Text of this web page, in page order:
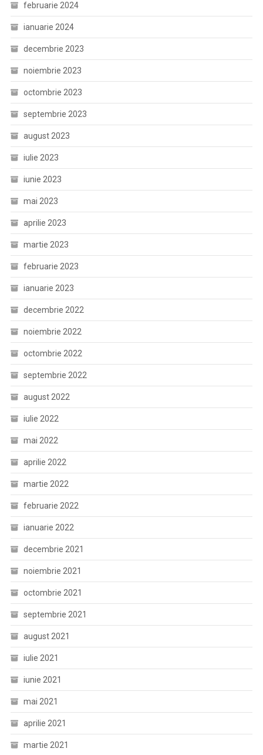
februarie 2024
ianuarie 2024
decembrie 2023
noiembrie 2023
octombrie 2023
septembrie 2023
august 2023
iulie 2023
iunie 2023
mai 2023
aprilie 2023
martie 2023
februarie 2023
ianuarie 2023
decembrie 2022
noiembrie 2022
octombrie 2022
septembrie 2022
august 2022
iulie 2022
mai 2022
aprilie 2022
martie 2022
februarie 2022
ianuarie 2022
decembrie 2021
noiembrie 2021
octombrie 2021
septembrie 2021
august 2021
iulie 2021
iunie 2021
mai 2021
aprilie 2021
martie 2021